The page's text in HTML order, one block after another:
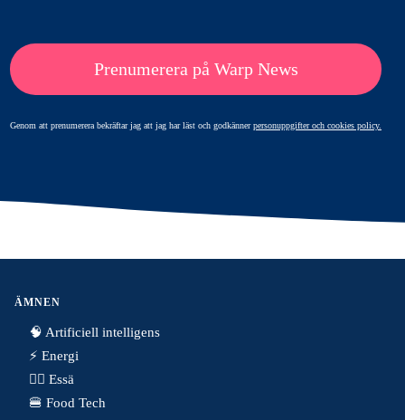
Prenumerera på Warp News
Genom att prenumerera bekräftar jag att jag har läst och godkännerpersonuppgifter och cookies policy.
ÄMNEN
🧠 Artificiell intelligens
⚡️ Energi
✍🏼 Essä
🍔 Food Tech